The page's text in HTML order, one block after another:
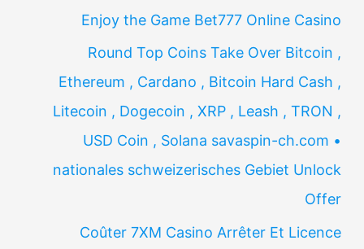
Enjoy the Game Bet777 Online Casino
Round Top Coins Take Over Bitcoin ,
Ethereum , Cardano , Bitcoin Hard Cash ,
Litecoin , Dogecoin , XRP , Leash , TRON ,
USD Coin , Solana savaspin-ch.com •
nationales schweizerisches Gebiet Unlock
Offer
Coûter 7XM Casino Arrêter Et Licence